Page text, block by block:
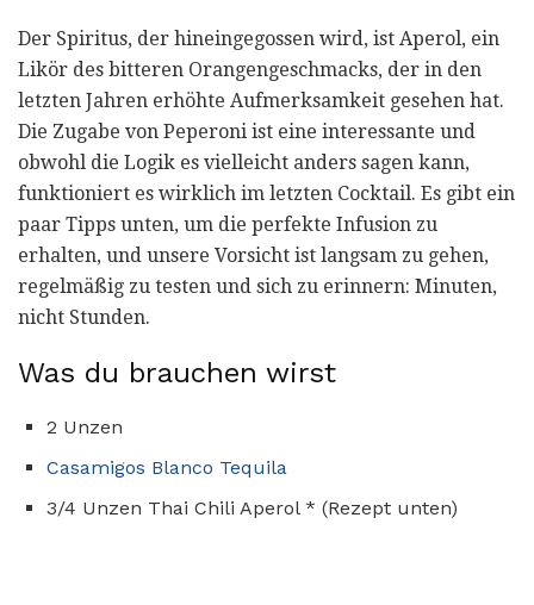
Der Spiritus, der hineingegossen wird, ist Aperol, ein
Likör des bitteren Orangengeschmacks, der in den
letzten Jahren erhöhte Aufmerksamkeit gesehen hat.
Die Zugabe von Peperoni ist eine interessante und
obwohl die Logik es vielleicht anders sagen kann,
funktioniert es wirklich im letzten Cocktail. Es gibt ein
paar Tipps unten, um die perfekte Infusion zu
erhalten, und unsere Vorsicht ist langsam zu gehen,
regelmäßig zu testen und sich zu erinnern: Minuten,
nicht Stunden.
Was du brauchen wirst
2 Unzen
Casamigos Blanco Tequila
3/4 Unzen Thai Chili Aperol * (Rezept unten)